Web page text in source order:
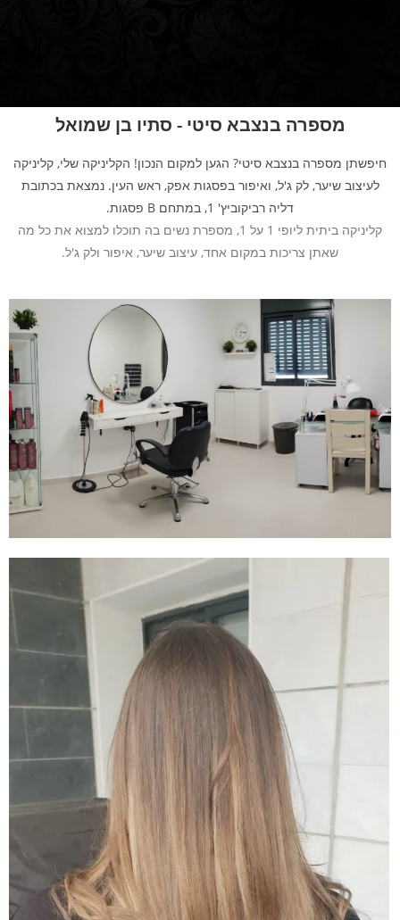
מספרה בנצבא סיטי - סתיו בן שמואל
חיפשתן מספרה בנצבא סיטי? הגען למקום הנכון! הקליניקה שלי, קליניקה
לעיצוב שיער, לק ג'ל, ואיפור בפסגות אפק, ראש העין. נמצאת בכתובת
דליה רביקוביץ' 1, במתחם B פסגות.
קליניקה ביתית ליופי 1 על 1, מספרת נשים בה תוכלו למצוא את כל מה
שאתן צריכות במקום אחד, עיצוב שיער, איפור ולק ג'ל.